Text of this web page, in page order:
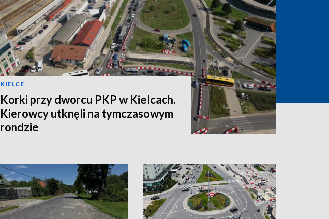
KIELCE
Korki przy dworcu PKP w Kielcach.
Kierowcy utknęli na tymczasowym
rondzie